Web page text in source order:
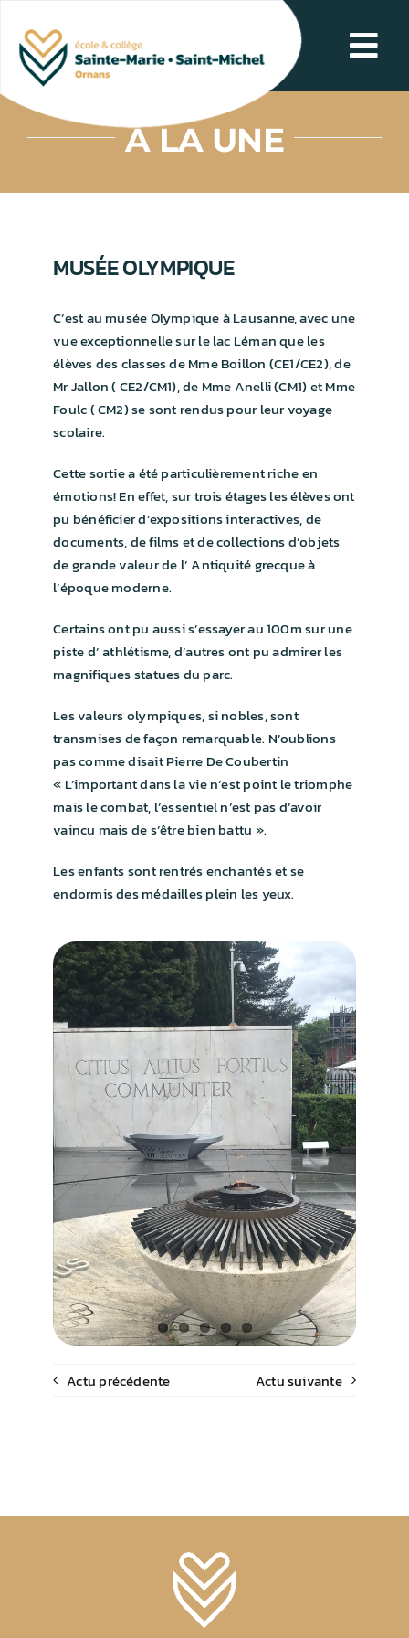
contenu
NOS POINTS FORTS
CONTACT
INSCRIPTIONS
J’AIDE MON ÉCOLE !
À LA UNE
MUSÉE OLYMPIQUE
C’est au musée Olympique à Lausanne, avec une
vue exceptionnelle sur le lac Léman que les
élèves des classes de Mme Boillon (CE1/CE2), de
Mr Jallon ( CE2/CM1), de Mme Anelli (CM1) et Mme
Foulc ( CM2) se sont rendus pour leur voyage
scolaire.
Cette sortie a été particulièrement riche en
émotions! En effet, sur trois étages les élèves ont
pu bénéficier d’expositions interactives, de
documents, de films et de collections d’objets
de grande valeur de l’ Antiquité grecque à
l’époque moderne.
Certains ont pu aussi s’essayer au 100m sur une
piste d’ athlétisme, d’autres ont pu admirer les
magnifiques statues du parc.
Les valeurs olympiques, si nobles, sont
transmises de façon remarquable. N’oublions
pas comme disait Pierre De Coubertin
« L’important dans la vie n’est point le triomphe
mais le combat, l’essentiel n’est pas d’avoir
vaincu mais de s’être bien battu ».
Les enfants sont rentrés enchantés et se
endormis des médailles plein les yeux.
Actu précédente Actu suivante